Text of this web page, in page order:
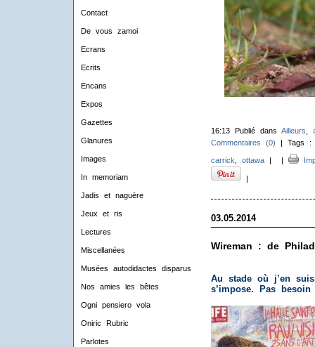
Contact
De vous zamoi
Ecrans
Ecrits
Encans
Expos
Gazettes
Glanures
Images
In memoriam
Jadis et naguère
Jeux et ris
Lectures
Miscellanées
Musées autodidactes disparus
Nos amies les bêtes
Ogni pensiero vola
Oniric Rubric
Parlotes
16:13 Publié dans Ailleurs
Commentaires (0) | Tags
carrick ottawa| |
|
03.05.2014
Wireman : de
Au stade où j’en
s’impose. Pas